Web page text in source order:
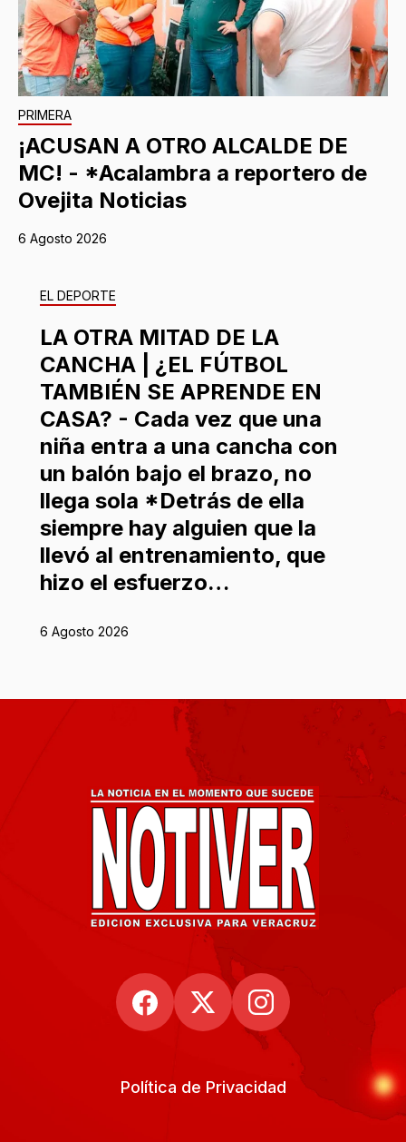
PRIMERA
¡ACUSAN A OTRO ALCALDE DE
MC! - *Acalambra a reportero de
Ovejita Noticias
6 Agosto 2026
EL DEPORTE
LA OTRA MITAD DE LA
CANCHA | ¿EL FÚTBOL
TAMBIÉN SE APRENDE EN
CASA? - Cada vez que una
niña entra a una cancha con
un balón bajo el brazo, no
llega sola *Detrás de ella
siempre hay alguien que la
llevó al entrenamiento, que
hizo el esfuerzo…
6 Agosto 2026
Política de Privacidad